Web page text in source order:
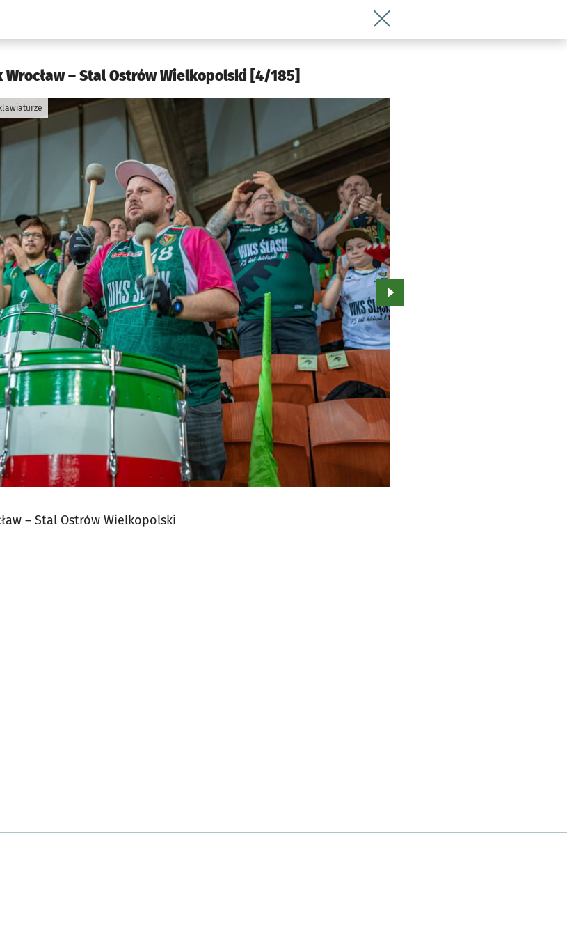
Sport i rekreacja
Wróć do artykułu 26. kolejka Basket
– Stal Ostrów Wielkopolski [4/185]
Przejdź do kolejnego zdjęcia.
– Stal Ostrów Wielkopolski